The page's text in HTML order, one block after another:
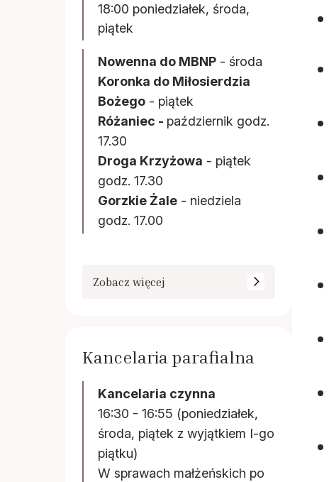
18:00 poniedziałek, środa,
piątek
Nowenna do MBNP - środa
Koronka do Miłosierdzia
Bożego - piątek
Różaniec - październik godz.
17.30
Droga Krzyżowa - piątek
godz. 17.30
Gorzkie Żale - niedziela
godz. 17.00
Zobacz więcej
Kancelaria parafialna
Kancelaria czynna
16:30 - 16:55 (poniedziałek,
środa, piątek z wyjątkiem I-go
piątku)
W sprawach małżeńskich po